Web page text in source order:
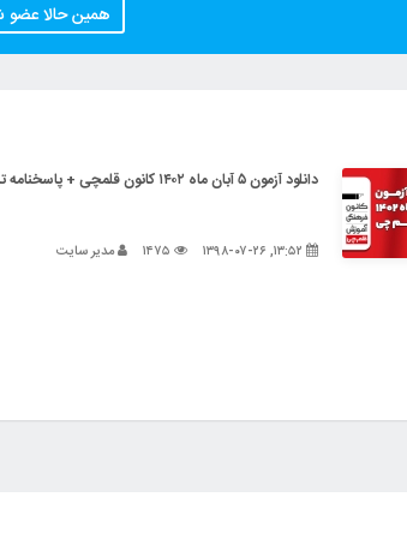
همین حالا عضو
دانلود آزمون ۵ آبان ماه ۱۴۰۲ کانون قلمچی + پاسخنامه تشریحی
۱۳:۵۲, ۱۳۹۸-۰۷-۲۶ ۱۴۷۵ مدیر سایت